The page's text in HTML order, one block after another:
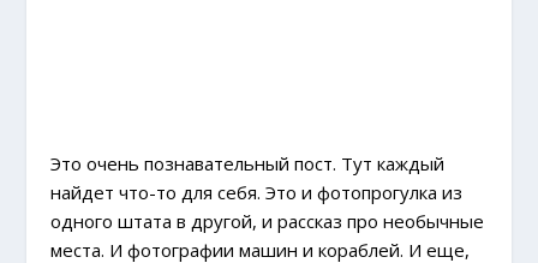
Это очень познавательный пост. Тут каждый
найдет что-то для себя. Это и фотопрогулка из
одного штата в другой, и рассказ про необычные
места. И фотографии машин и кораблей. И еще,